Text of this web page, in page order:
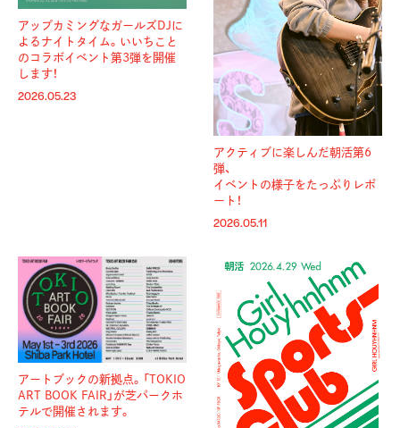
アップカミングなガールズDJに
よるナイトタイム。いいちこと
のコラボイベント第3弾を開催
します！
2026.05.23
アクティブに楽しんだ朝活第6
弾、
イベントの様子をたっぷりレポ
ート！
2026.05.11
アートブックの新拠点。「TOKIO
ART BOOK FAIR」が芝パークホ
テルで開催されます。